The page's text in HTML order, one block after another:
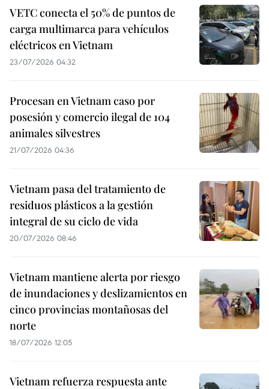
VETC conecta el 50% de puntos de
carga multimarca para vehículos
eléctricos en Vietnam
23/07/2026 04:32
Procesan en Vietnam caso por
posesión y comercio ilegal de 104
animales silvestres
21/07/2026 04:36
Vietnam pasa del tratamiento de
residuos plásticos a la gestión
integral de su ciclo de vida
20/07/2026 08:46
Vietnam mantiene alerta por riesgo
de inundaciones y deslizamientos en
cinco provincias montañosas del
norte
18/07/2026 12:05
Vietnam refuerza respuesta ante